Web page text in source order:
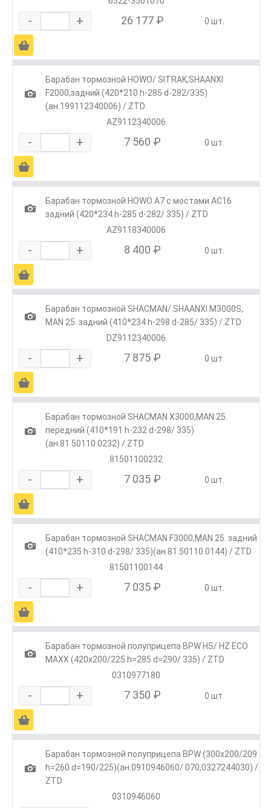
- + 26 177 ₽ 0 шт.
Ä
1
Барабан тормозной HOWO/ SITRAK,SHAANXI
F2000,задний (420*210 h-285 d-282/335)
(ан.199112340006) / ZTD
AZ9112340006
- + 7 560 ₽ 0 шт.
Ä
1
Барабан тормозной HOWO A7 с мостами AC16
задний (420*234 h-285 d-282/ 335) / ZTD
AZ9118340006
- + 8 400 ₽ 0 шт.
Ä
1
Барабан тормозной SHACMAN/ SHAANXI M3000S,
MAN 25. задний (410*234 h-298 d-285/ 335) / ZTD
DZ9112340006
- + 7 875 ₽ 0 шт.
Ä
1
Барабан тормозной SHACMAN Х3000,MAN 25.
передний (410*191 h-232 d-298/ 335)
(ан.81.50110.0232) / ZTD
81501100232
- + 7 035 ₽ 0 шт.
Ä
1
Барабан тормозной SHACMAN F3000,MAN 25. задний
(410*235 h-310 d-298/ 335)(ан.81.50110.0144) / ZTD
81501100144
- + 7 035 ₽ 0 шт.
Ä
1
Барабан тормозной полуприцепа BPW HS/ HZ ECO
MAXX (420х200/225 h=285 d=290/ 335) / ZTD
0310977180
- + 7 350 ₽ 0 шт.
Ä
1
Барабан тормозной полуприцепа BPW (300x200/209
h=260 d=190/225)(ан.0910946060/ 070,0327244030) /
ZTD
0310946060